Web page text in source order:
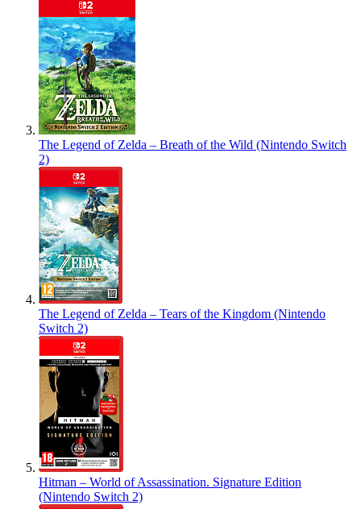
The Legend of Zelda – Breath of the Wild (Nintendo Switch
2)
The Legend of Zelda – Tears of the Kingdom (Nintendo
Switch 2)
Hitman – World of Assassination. Signature Edition
(Nintendo Switch 2)